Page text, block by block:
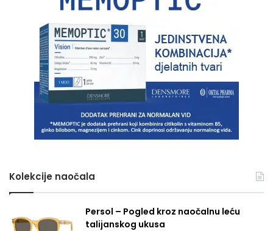
Kolekcije naočala
Persol – Pogled kroz naočalnu leću
talijanskog ukusa